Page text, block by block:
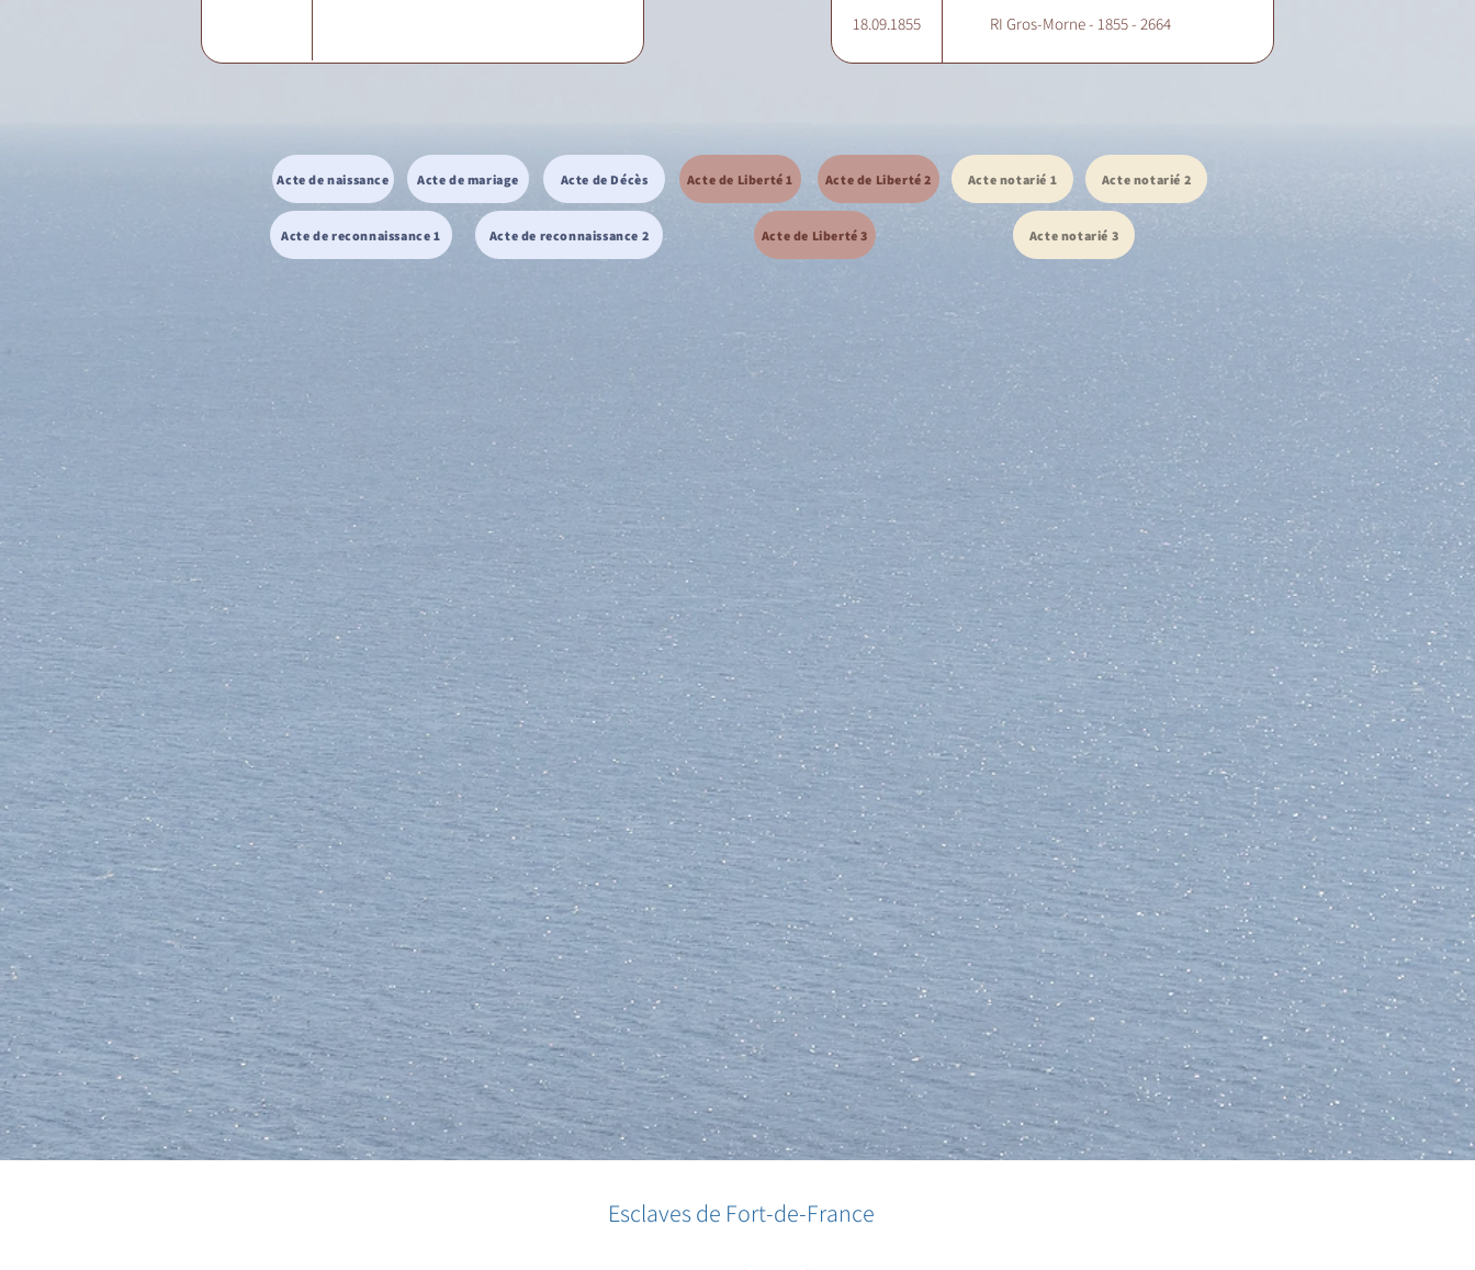
18.09.1855 RI Gros-Morne - 1855 - 2664
Acte de naissance Acte de mariage Acte de Décès
Acte de reconnaissance 1 Acte de reconnaissance 2
Acte de Liberté 1 Acte de Liberté 2
Acte de Liberté 3
Acte notarié 1 Acte notarié 2
Acte notarié 3
Esclaves de Fort-de-France